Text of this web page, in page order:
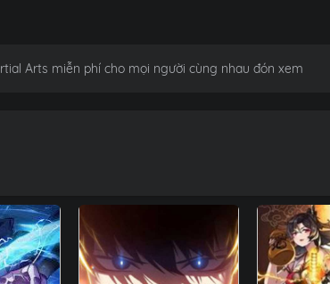
Arts miễn phí cho mọi người cùng nhau đón xem